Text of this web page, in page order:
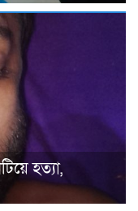
হত্যা,